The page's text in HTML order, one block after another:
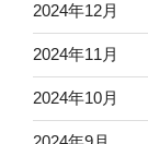
2024年12月
2024年11月
2024年10月